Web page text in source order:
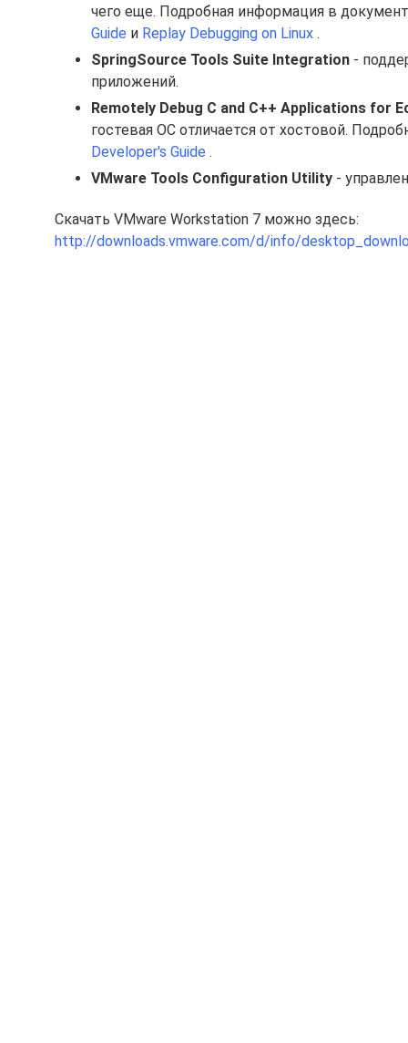
чего еще. Подробная информация в
Guide и Replay Debugging on Linux .
SpringSource Tools Suite Integration -
приложений.
Remotely Debug C and C++ Applications for
гостевая ОС отличается от хостовой.
Developer's Guide .
VMware Tools Configuration Utility -
Скачать VMware Workstation 7 можно здесь:
http://downloads.vmware.com/d/info/